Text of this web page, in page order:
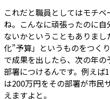
これだと職員としてはモチ
ね。こんなに頑張ったのに
ないかということもありま
化”予算」というものをつく
で成果を出したら、次の年
部署につけるんです。例え
は200万円をその部署が市民
えますよと。